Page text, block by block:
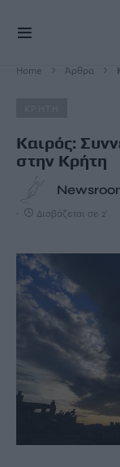
Home Άρθρα
Καιρός:
στην Κρήτη
Διαβάζεται σε 2'